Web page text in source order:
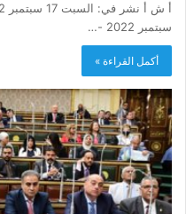
سبتمبر 2022 -…
أكمل القراءة »